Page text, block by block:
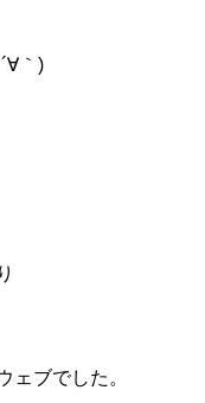
｀)
ェブでした。